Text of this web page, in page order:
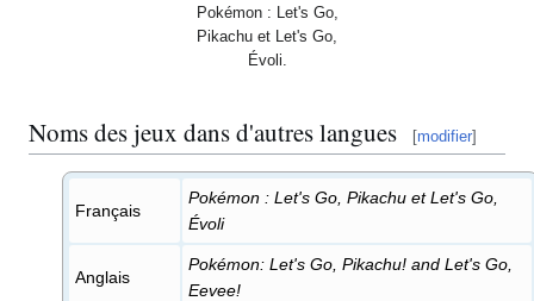
Pokémon : Let's Go,
Pikachu et Let's Go,
Évoli.
Noms des jeux dans d'autres langues [modifier]
Français
Pokémon : Let's Go, Pikachu et Let's Go,
Évoli
Anglais
Pokémon: Let's Go, Pikachu! and Let's Go,
Eevee!